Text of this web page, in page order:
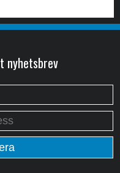
nyhetsbrev